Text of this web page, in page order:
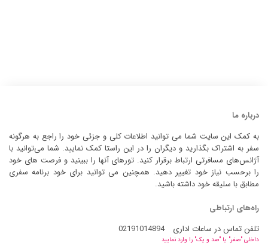
درباره ما
به کمک این سایت شما می توانید اطلاعات کلی و جزئی خود را راجع به هرگونه
سفر به اشتراک بگذارید و دیگران را در این راستا کمک نمایید. شما می‌توانید با
آژانس‌های مسافرتی ارتباط برقرار کنید. تورهای آنها را ببینید و فرصت های خود
را برحسب نیاز خود تغییر دهید. همچنین می توانید برای خود برنامه سفری
مطابق با سلیقه خود داشته باشید.
راه‌های ارتباطی
تلفن تماس در ساعات اداری
02191014894
داخلی "صفر" یا "صد و یک" را وارد نمایید